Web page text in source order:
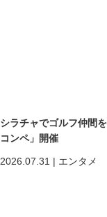
シラチャでゴルフ仲間
コンペ」開催
2026.07.31 | エンタメ